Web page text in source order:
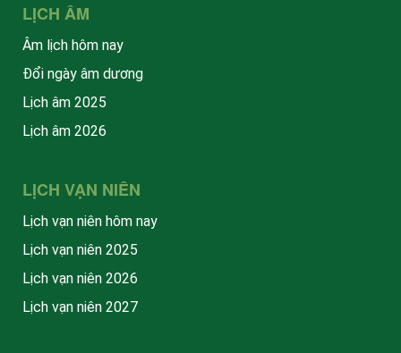
LỊCH ÂM
Âm lịch hôm nay
Đổi ngày âm dương
Lịch âm 2025
Lịch âm 2026
LỊCH VẠN NIÊN
Lịch vạn niên hôm nay
Lịch vạn niên 2025
Lịch vạn niên 2026
Lịch vạn niên 2027